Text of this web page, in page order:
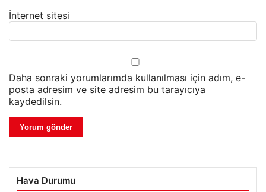
İnternet sitesi
Daha sonraki yorumlarımda kullanılması için adım, e-
posta adresim ve site adresim bu tarayıcıya
kaydedilsin.
Hava Durumu